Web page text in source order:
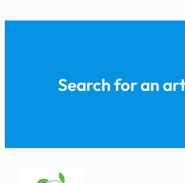
Search for an